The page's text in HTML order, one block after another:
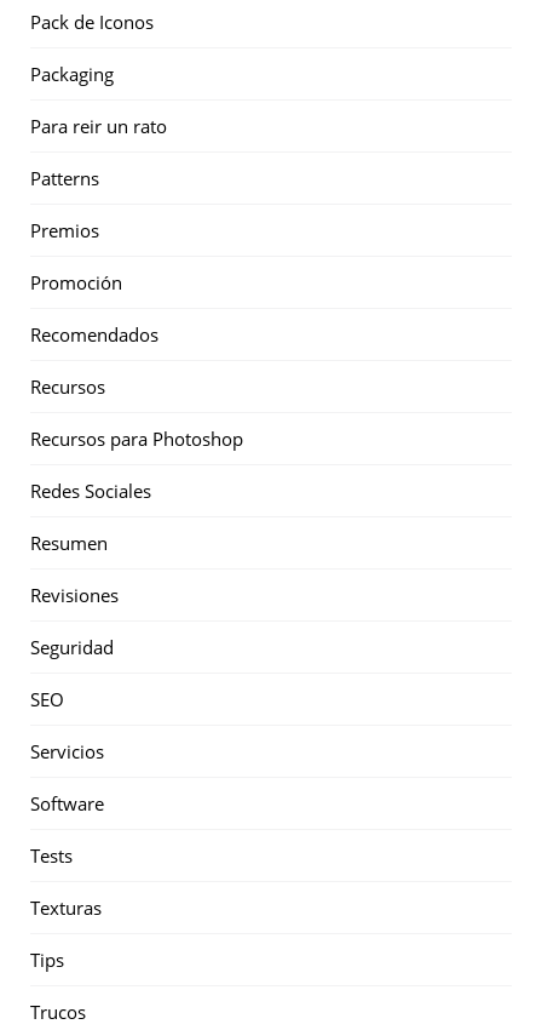
Pack de Iconos
Packaging
Para reir un rato
Patterns
Premios
Promoción
Recomendados
Recursos
Recursos para Photoshop
Redes Sociales
Resumen
Revisiones
Seguridad
SEO
Servicios
Software
Tests
Texturas
Tips
Trucos